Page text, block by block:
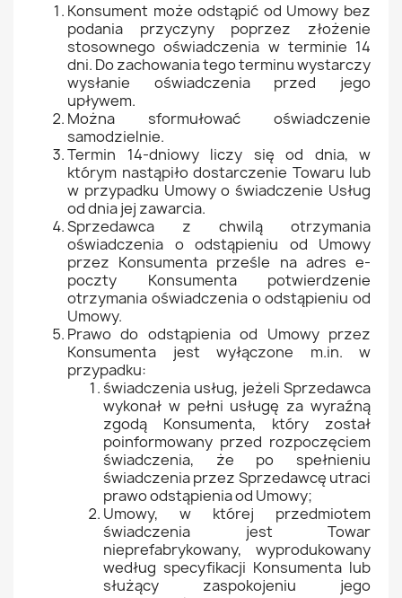
Konsument może odstąpić od Umowy bez
podania przyczyny poprzez złożenie
stosownego oświadczenia w terminie 14
dni. Do zachowania tego terminu wystarczy
wysłanie oświadczenia przed jego
upływem.
Można sformułować oświadczenie
samodzielnie.
Termin 14-dniowy liczy się od dnia, w
którym nastąpiło dostarczenie Towaru lub
w przypadku Umowy o świadczenie Usług
od dnia jej zawarcia.
Sprzedawca z chwilą otrzymania
oświadczenia o odstąpieniu od Umowy
przez Konsumenta prześle na adres e-
poczty Konsumenta potwierdzenie
otrzymania oświadczenia o odstąpieniu od
Umowy.
Prawo do odstąpienia od Umowy przez
Konsumenta jest wyłączone m.in. w
przypadku:
świadczenia usług, jeżeli Sprzedawca
wykonał w pełni usługę za wyraźną
zgodą Konsumenta, który został
poinformowany przed rozpoczęciem
świadczenia, że po spełnieniu
świadczenia przez Sprzedawcę utraci
prawo odstąpienia od Umowy;
Umowy, w której przedmiotem
świadczenia jest Towar
nieprefabrykowany, wyprodukowany
według specyfikacji Konsumenta lub
służący zaspokojeniu jego